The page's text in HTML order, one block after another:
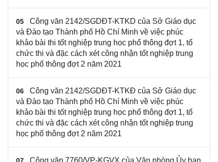
05
Công văn 2142/SGDĐT-KTKD của Sở Giáo dục
và Đào tạo Thành phố Hồ Chí Minh về việc phúc
khảo bài thi tốt nghiệp trung học phổ thông đợt 1, tổ
chức thi và đặc cách xét công nhận tốt nghiệp trung
học phổ thông đợt 2 năm 2021
06
Công văn 2142/SGDĐT-KTKĐ của Sở Giáo dục
và Đào tạo Thành phố Hồ Chí Minh về việc phúc
khảo bài thi tốt nghiệp trung học phổ thông đợt 1, tổ
chức thi và đặc cách xét công nhận tốt nghiệp trung
học phổ thông đợt 2 năm 2021
Công văn 7760/VP-KGVX của Văn phòng Ủy ban